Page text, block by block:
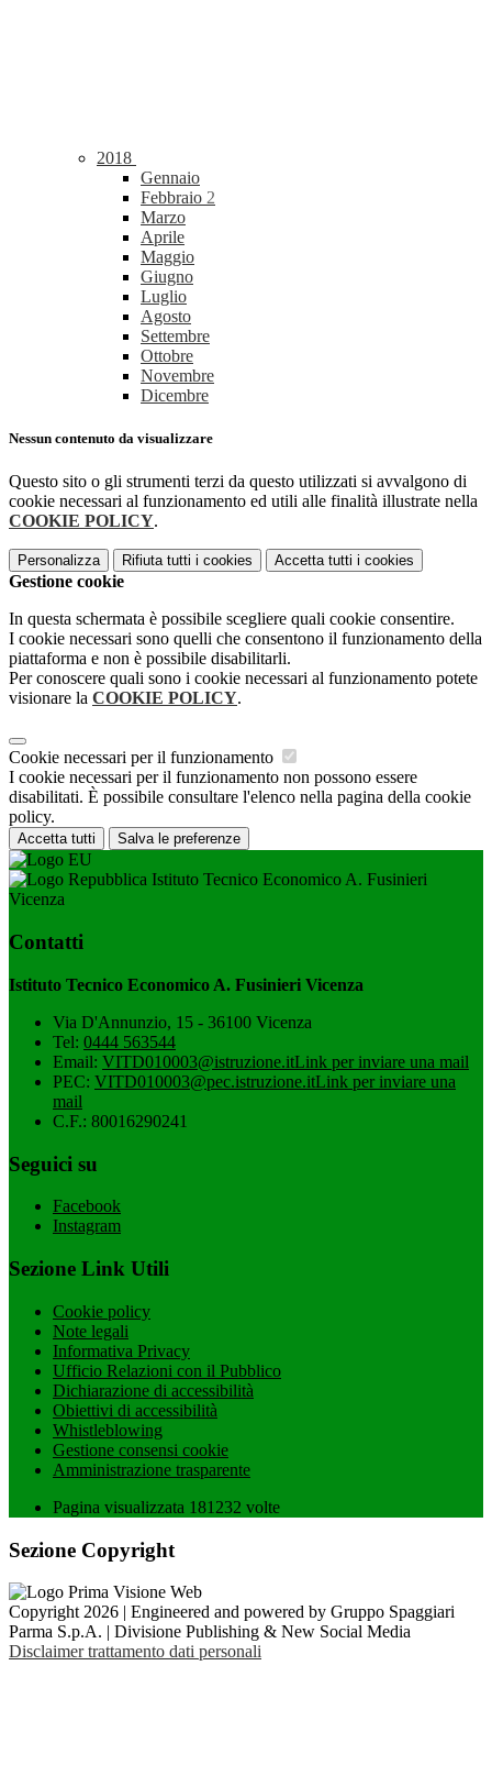
2018
Gennaio
Febbraio 2
Marzo
Aprile
Maggio
Giugno
Luglio
Agosto
Settembre
Ottobre
Novembre
Dicembre
Nessun contenuto da visualizzare
Questo sito o gli strumenti terzi da questo utilizzati si avvalgono di
cookie necessari al funzionamento ed utili alle finalità illustrate nella
COOKIE POLICY.
Personalizza Rifiuta tutti i cookies Accetta tutti i cookies
Gestione cookie
In questa schermata è possibile scegliere quali cookie consentire.
I cookie necessari sono quelli che consentono il funzionamento della
piattaforma e non è possibile disabilitarli.
Per conoscere quali sono i cookie necessari al funzionamento potete
visionare la COOKIE POLICY.
Cookie necessari per il funzionamento
I cookie necessari per il funzionamento non possono essere
disabilitati. È possibile consultare l'elenco nella pagina della cookie
policy.
Accetta tutti Salva le preferenze
Istituto Tecnico Economico A. Fusinieri
Vicenza
Contatti
Istituto Tecnico Economico A. Fusinieri Vicenza
Via D'Annunzio, 15 - 36100 Vicenza
Tel: 0444 563544
Email: VITD010003@istruzione.itLink per inviare una mail
PEC: VITD010003@pec.istruzione.itLink per inviare una
mail
C.F.: 80016290241
Seguici su
Facebook
Instagram
Sezione Link Utili
Cookie policy
Note legali
Informativa Privacy
Ufficio Relazioni con il Pubblico
Dichiarazione di accessibilità
Obiettivi di accessibilità
Whistleblowing
Gestione consensi cookie
Amministrazione trasparente
Pagina visualizzata 181232 volte
Sezione Copyright
Copyright 2026 | Engineered and powered by Gruppo Spaggiari
Parma S.p.A. | Divisione Publishing & New Social Media
Disclaimer trattamento dati personali